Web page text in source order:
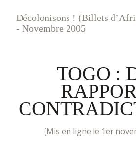
Décolonisons ! (Billets
- Novembre 2005
TOGO :
(mis en ligne le 1er